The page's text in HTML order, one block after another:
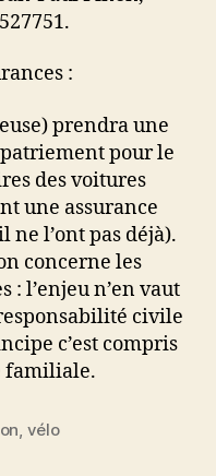
:
prendra une
pour le
des voitures
une assurance
ne l’ont pas déjà).
concerne les
: l’enjeu n’en vaut
civile
c’est compris
familiale.
vélo